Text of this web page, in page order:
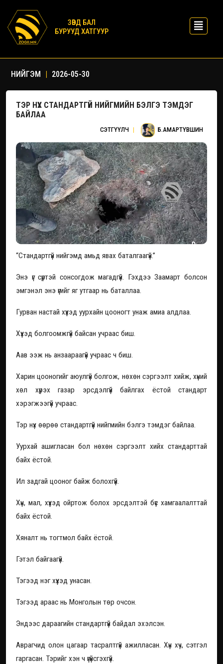
ЗӨВД БАЛ
БУРУУД ХАТГУУР
НИЙГЭМ | 2026-05-30
ТЭР НҮХ СТАНДАРТГҮЙ НИЙГМИЙН БЭЛГЭ ТЭМДЭГ
БАЙЛАА
СЭТГҮҮЛЧ | Б.АМАРТҮВШИН
“Стандартгүй нийгэмд амьд явах баталгаагүй.”
Энэ үг сүртэй сонсогдож магадгүй. Гэхдээ Заамарт болсон
эмгэнэл энэ үгийг яг утгаар нь баталлаа.
Гурван настай хүүхэд уурхайн цооногт унаж амиа алдлаа.
Хүүхэд болгоомжгүй байсан учраас биш.
Аав ээж нь анзаараагүй учраас ч биш.
Харин цооногийг аюулгүй болгож, нөхөн сэргээлт хийж, хүний
хөл хүрэх газар эрсдэлгүй байлгах ёстой стандарт
хэрэгжээгүй учраас.
Тэр нүх өөрөө стандартгүй нийгмийн бэлгэ тэмдэг байлаа.
Уурхай ашигласан бол нөхөн сэргээлт хийх стандарттай
байх ёстой.
Ил задгай цооног байж болохгүй.
Хүн, мал, хүүхэд ойртож болох эрсдэлтэй бүс хамгаалалттай
байх ёстой.
Хяналт нь тогтмол байх ёстой.
Гэтэл байгаагүй.
Тэгээд нэг хүүхэд унасан.
Тэгээд араас нь Монголын төр очсон.
Эндээс дараагийн стандартгүй байдал эхэлсэн.
Аврагчид олон цагаар тасралтгүй ажилласан. Хүн хүч, сэтгэл
гаргасан. Тэрийг хэн ч үгүйсгэхгүй.